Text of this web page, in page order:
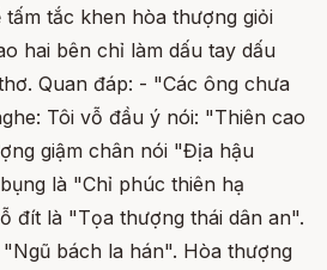
tắc khen hòa thượng giỏi
hai bên chỉ làm dấu tay dấu
Quan đáp: - "Các ông chưa
Tôi vỗ đầu ý nói: "Thiên cao
giậm chân nói "Địa hậu
là "Chỉ phúc thiên hạ
đít là "Tọa thượng thái dân an".
bách la hán". Hòa thượng